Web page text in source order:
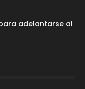
adelantarse al